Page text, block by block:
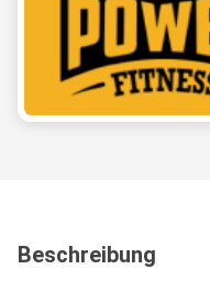
Beschreibung